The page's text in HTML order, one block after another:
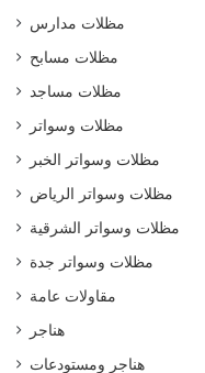
مظلات مدارس
مظلات مسابح
مظلات مساجد
مظلات وسواتر
مظلات وسواتر الخبر
مظلات وسواتر الرياض
مظلات وسواتر الشرقية
مظلات وسواتر جدة
مقاولات عامة
هناجر
هناجر ومستودعات